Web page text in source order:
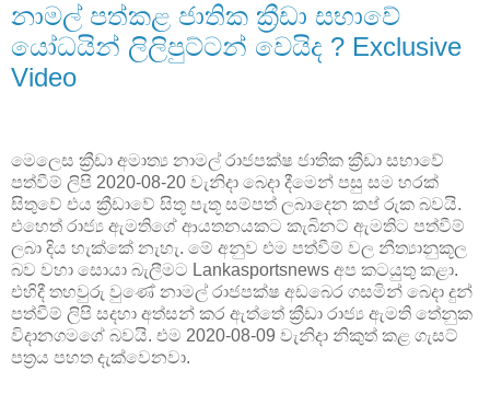
නාමල් පත්කළ ජාතික ක්‍රීඩා සභාවේ
යෝධයින් ලිලිපුට්ටන් වෙයිද ? Exclusive
Video
මෙලෙස ක්‍රීඩා අමාත්‍ය නාමල් රාජපක්ෂ ජාතික ක්‍රීඩා සභාවේ
පත්වීම් ලිපි 2020-08-20 වැනිදා බෙදා දීමෙන් පසු සම හරක්
සිතුවේ එය ක්‍රීඩාවේ සිතූ පැතූ සම්පත් ලබාදෙන කප්‍ රුක බවයි.
එහෙත් රාජ්‍ය ඇමතිගේ ආයතනයකට කැබිනට් ඇමතිට පත්වීම්
ලබා දිය හැක්කේ නැහැ. මේ අනුව එම පත්වීම් වල නීත්‍යානුකූල
බව වහා සොයා බැලීමට Lankasportsnews අප කටයුතු කළා.
එහිදී තහවුරු වුණේ නාමල් රාජපක්ෂ අඩබෙර ගසමින් බෙදා දුන්
පත්වීම් ලිපි සදහා අත්සන් කර ඇත්තේ ක්‍රීඩා රාජ්‍ය ඇමති තේනුක
විදානගමගේ බවයි. එම 2020-08-09 වැනිදා නිකුත් කළ ගැසට්
පත්‍රය පහත දැක්වෙනවා.